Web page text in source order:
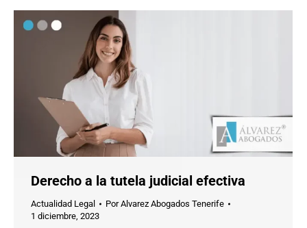
Derecho a la tutela judicial efectiva
Actualidad Legal PorAlvarez Abogados Tenerife
1 diciembre, 2023